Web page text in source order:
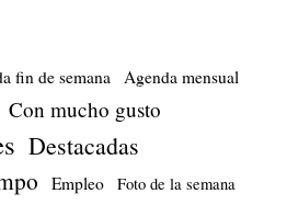
fin de semana Agenda mensual
Con mucho gusto
Destacadas
Empleo Foto de la semana